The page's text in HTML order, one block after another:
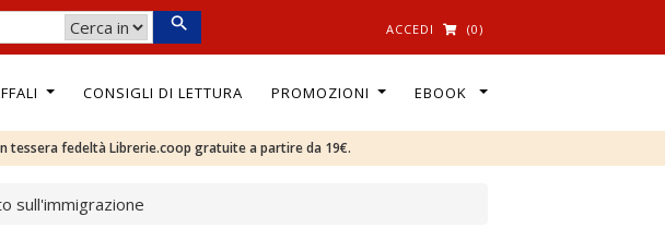
ACCEDI (0)
CONSIGLI DI LETTURA PROMOZIONI EBOOK
tessera fedeltà Librerie.coop gratuite a partire da 19€.
sull'immigrazione